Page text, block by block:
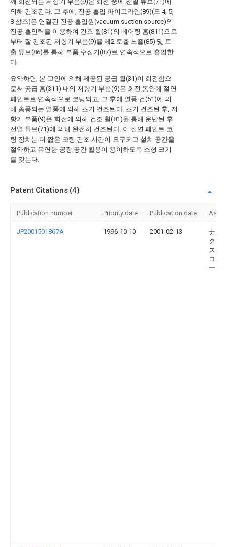
의해 건조된다. 그 후에, 진공 흡입 파이프라인(89)(도 4, 5,
8 참조)은 연결된 진공 흡입원(vacuum suction source)의
진공 흡인력을 이용하여 건조 휠(81)의 베어링 홈(811)으로
부터 잘 건조된 저항기 부품(9)을 제2 토출 노즐(85) 및 토
출 튜브(86)를 통해 부품 수집기(87)로 연속적으로 흡입한
다.
요약하면, 본 고안에 의해 제공된 공급 휠(31)이 회전함으
로써 공급 홈(311) 내의 저항기 부품(9)은 회전 동안에 절연
페인트로 연속적으로 코팅되고, 그 후에 열풍 건(51)에 의
해 송풍되는 열풍에 의해 초기 건조된다. 초기 건조된 후, 저
항기 부품(9)은 회전에 의해 건조 휠(81)을 통해 운반된 후
전열 튜브(71)에 의해 완전히 건조된다. 이 절연 페인트 코
팅 장치는 더 짧은 코팅 건조 시간이 요구되고 설치 공간을
절약하고 유연한 공장 공간 활용이 용이하도록 소형 크기
를 갖는다.
Patent Citations (4)
Publication number Priority date Publication date
JP2001501867A 1996-10-10 2001-02-13
ナイ
ク・
スナ
コー
ーシ